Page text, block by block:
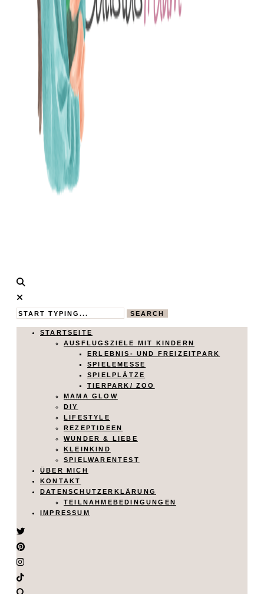
Calistas
Traum
MAMABLOG
SEARCH
STARTSEITE
AUSFLUGSZIELE MIT KINDERN
ERLEBNIS- UND FREIZEITPARK
SPIELEMESSE
SPIELPLÄTZE
TIERPARK/ ZOO
MAMA GLOW
DIY
LIFESTYLE
REZEPTIDEEN
WUNDER & LIEBE
KLEINKIND
SPIELWARENTEST
ÜBER MICH
KONTAKT
DATENSCHUTZERKLÄRUNG
TEILNAHMEBEDINGUNGEN
IMPRESSUM